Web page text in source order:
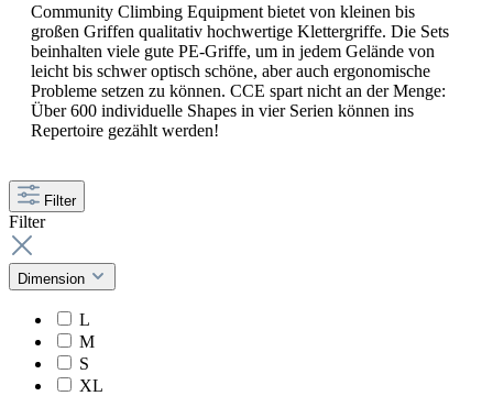
Community Climbing Equipment bietet von kleinen bis
großen Griffen qualitativ hochwertige Klettergriffe. Die Sets
beinhalten viele gute PE-Griffe, um in jedem Gelände von
leicht bis schwer optisch schöne, aber auch ergonomische
Probleme setzen zu können. CCE spart nicht an der Menge:
Über 600 individuelle Shapes in vier Serien können ins
Repertoire gezählt werden!
Filter
Filter
Dimension
L
M
S
XL